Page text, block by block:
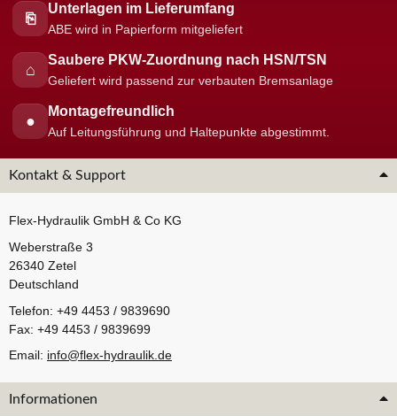
⎘
Unterlagen im Lieferumfang
ABE wird in Papierform mitgeliefert
⌂
Saubere PKW-Zuordnung nach HSN/TSN
Geliefert wird passend zur verbauten Bremsanlage
●
Montagefreundlich
Auf Leitungsführung und Haltepunkte abgestimmt.
Kontakt & Support
Flex-Hydraulik GmbH & Co KG
Weberstraße 3
26340 Zetel
Deutschland
Telefon: +49 4453 / 9839690
Fax: +49 4453 / 9839699
Email: info@flex-hydraulik.de
Informationen